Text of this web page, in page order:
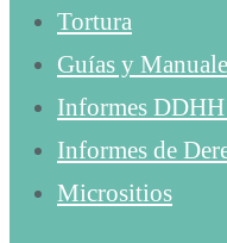
Tortura
Guías y
Informes DDHH
Informes de
Micrositios